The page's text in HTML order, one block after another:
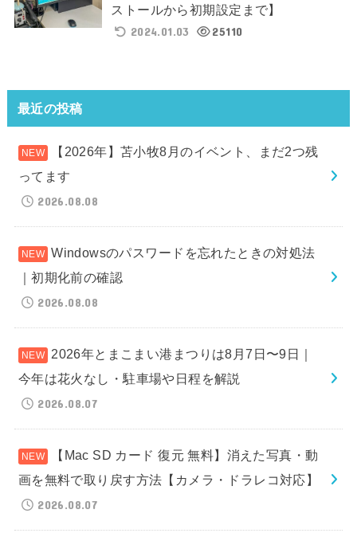
ストールから初期設定まで】
2024.01.03
25110
最近の投稿
【2026年】苫小牧8月のイベント、まだ2つ残
ってます
2026.08.08
Windowsのパスワードを忘れたときの対処法
｜初期化前の確認
2026.08.08
2026年とまこまい港まつりは8月7日〜9日｜
今年は花火なし・駐車場や日程を解説
2026.08.07
【Mac SD カード 復元 無料】消えた写真・動
画を無料で取り戻す方法【カメラ・ドラレコ対応】
2026.08.07